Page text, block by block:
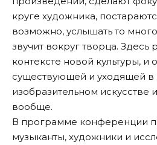
круге художника,
возможно, услышать то
звучит вокруг творца. Здесь
контексте новой культуры, и
существующей и уходящей в
изобразительном искусстве
вообще.
В программе конференции
музыканты, художники и